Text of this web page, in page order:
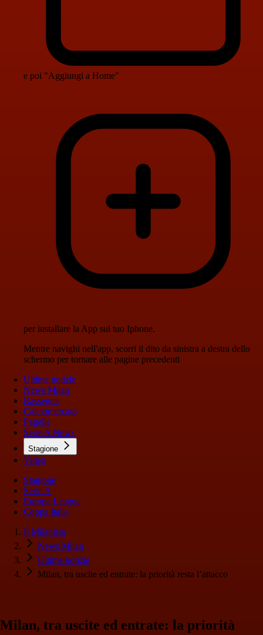
e poi "Aggiungi a Home"
per installare la App sul tuo Iphone.
Mentre navighi nell'app, scorri il dito da sinistra a destra dello
schermo per tornare alle pagine precedenti
Ultime notizie
News Milan
Rassegna
Calciomercato
Pagelle
Serie A News
Stagione
Video
Stagione
Serie A
Europa League
Coppa Italia
Il Milanista
News Milan
Ultime notizie
Milan, tra uscite ed entrate: la priorità resta l’attacco
Milan, tra uscite ed entrate: la priorità